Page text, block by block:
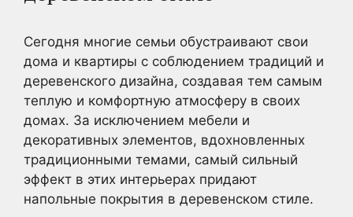
Сегодня многие семьи обустраивают свои
дома и квартиры с соблюдением традиций и
деревенского дизайна, создавая тем самым
теплую и комфортную атмосферу в своих
домах. За исключением мебели и
декоративных элементов, вдохновленных
традиционными темами, самый сильный
эффект в этих интерьерах придают
напольные покрытия в деревенском стиле.